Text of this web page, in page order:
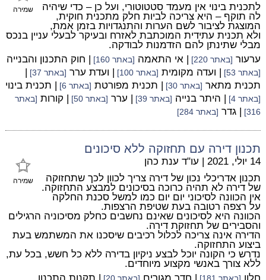
שמירה
לתכנית בינוי אין מעמד סטטוטורי, ועל כן – כדי שיהיה
לה תוקף – היא צריכה לביות חלק מתכנית חוקית,
המוצגת לציבור לשם הערות והתנגדויות בזמן אמת,
ולא תכנית עתידית המוכתבת לאזרח ובעיקר לבעלי עניין בנכס
מבלי שתינתן להם הזדמנות לבודקה.
ערעור [באתר 220] | אי התאמה [באתר 160] | חוק התכנון והבנייה
[באתר 53] | ועדה מקומית [באתר 100] | ועדת ערר [באתר 37]
|
תכנית מתאר [באתר 30] | תכנית מפורטת [באתר 6] | תכנית בינוי
[באתר 4] | היתר בנייה [באתר 39] | ערר [באתר 50] | קורות [באתר
316]
| גדר [באתר 284]
תכנון דירה עם תחזוקה ללא סיכונים
שמירה
14 יולי, 2021 | עו"ד ענת כהן
תכנון אדריכלי נכון של דירה צריך לכוון לכך שתחזוקה
של דירה לא תהיה כרוכה בסיכונים למבצע התחזוקה.
אין הכוונה לסיכוני יום יום כמו למשל סכנת החלקה
על רצפה רטובה בעת שטיפת הרצפות.
הכוונה היא לסיכונים שאינם נחשבים כחלק מסיכוניה הרגילים
והסבירים של תחזוקת דירה.
הדירה אינה צריכה לכלול רכיבים שיסכנו את המשתמש בעת
ביצוע התחזוקה.
נדרש כי הקונה יוכל לבצע ניקיון בדירה ללא כל חשש, בכל עת,
ללא צורך באנשי מקצוע מיוחדים.
חלון
| חדר מגורים | תקנות התכנון